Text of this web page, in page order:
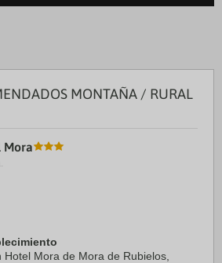
MONTAÑA / RURAL
Mora
Mora de Mora de Rubielos,